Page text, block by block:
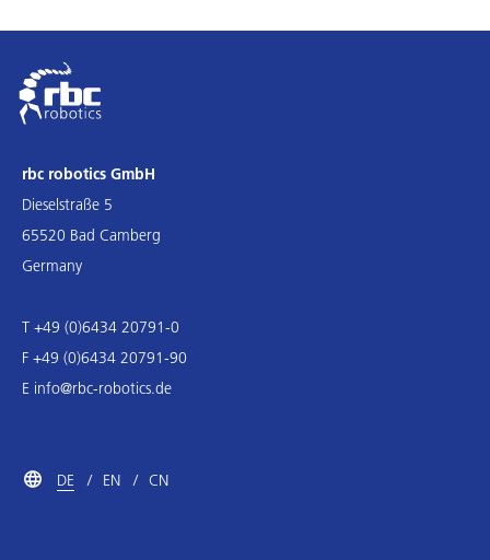
rbc robotics GmbH
Dieselstraße 5
65520 Bad Camberg
Germany
T +49 (0)6434 20791-0
F +49 (0)6434 20791-90
E info@rbc-robotics.de
DE EN CN